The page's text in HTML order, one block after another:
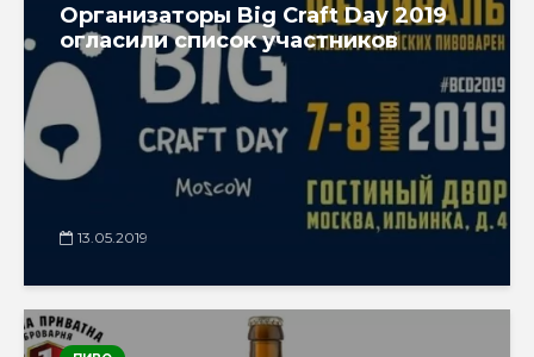
Организаторы Big Craft Day 2019
огласили список участников
13.05.2019